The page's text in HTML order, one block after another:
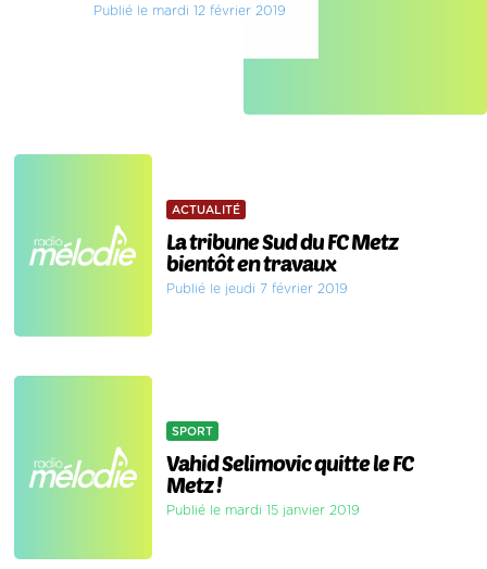
Publié le mardi 12 février 2019
ACTUALITÉ
La tribune Sud du FC Metz
bientôt en travaux
Publié le jeudi 7 février 2019
SPORT
Vahid Selimovic quitte le FC
Metz !
Publié le mardi 15 janvier 2019